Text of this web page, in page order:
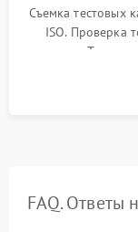
Съемка тестовых
ISO. Проверка
мишени. Тест
вспышки,
FAQ. Ответы